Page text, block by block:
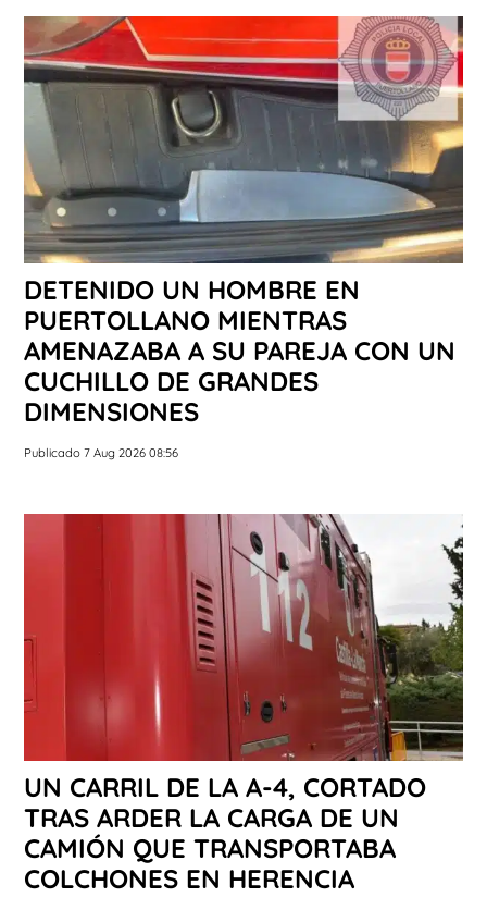
DETENIDO UN HOMBRE EN
PUERTOLLANO MIENTRAS
AMENAZABA A SU PAREJA CON UN
CUCHILLO DE GRANDES
DIMENSIONES
Publicado 7 Aug 2026 08:56
UN CARRIL DE LA A-4, CORTADO
TRAS ARDER LA CARGA DE UN
CAMIÓN QUE TRANSPORTABA
COLCHONES EN HERENCIA